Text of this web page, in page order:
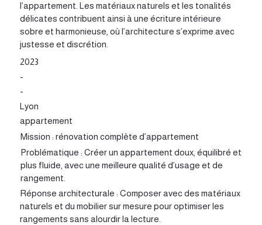
l’appartement. Les matériaux naturels et les tonalités
délicates contribuent ainsi à une écriture intérieure
sobre et harmonieuse, où l’architecture s’exprime avec
justesse et discrétion.
2023
-
-
Lyon
appartement
Mission : rénovation complète d’appartement
Problématique : Créer un appartement doux, équilibré et
plus fluide, avec une meilleure qualité d’usage et de
rangement.
Réponse architecturale : Composer avec des matériaux
naturels et du mobilier sur mesure pour optimiser les
rangements sans alourdir la lecture.